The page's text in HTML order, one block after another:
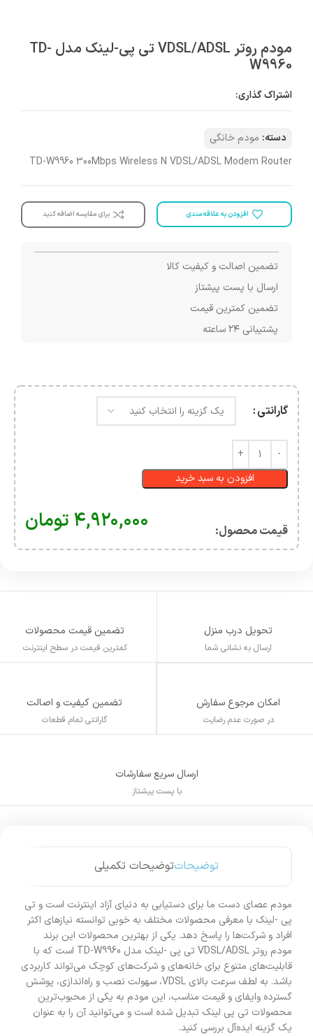
مودم روتر VDSL/ADSL تی پی-لینک مدل TD-
W9960
اشتراک گذاری:
دسته: مودم خانگی
TD-W9960 300Mbps Wireless N VDSL/ADSL Modem Router
افزودن به علاقه مندی برای مقایسه اضافه کنید
تضمین اصالت و کیفیت کالا
ارسال با پست پیشتاز
تضمین کمترین قیمت
پشتیبانی ۲۴ ساعته
گارانتی
افزودن به سبد خرید
قیمت محصول:​ ۴,۹۲۰,۰۰۰ تومان
تحویل درب منزل
ارسال به نشانی شما
تضمین قیمت محصولات
کمترین قیمت در سطح اینترنت
امکان مرجوع سفارش
در صورت عدم رضایت
تضمین کیفیت و اصالت
گارانتی تمام قطعات
ارسال سریع سفارشات
با پست پیشتاز
توضیحاتتوضیحات تکمیلی
مودم عصای دست ما برای دستیابی به دنیای آزاد اینترنت است و تی
پی -لینک با معرفی محصولات مختلف به خوبی توانسته نیازهای اکثر
افراد و شرکت‌ها را پاسخ دهد. یکی از بهترین محصولات این برند
مودم روتر VDSL/ADSL تی پی -لینک مدل TD-W9960 است که با
قابلیت‌های متنوع برای خانه‌های و شرکت‌های کوچک می‌تواند کاربردی
باشد. به لطف سرعت بالای VDSL، سهولت نصب و راه‌اندازی، پوشش
گسترده وایفای و قیمت مناسب، این مودم به یکی از محبوب‌ترین
محصولات تی پی لینک تبدیل شده است و می‌توانید آن را به عنوان
یک گزینه ایده‌آل بررسی کنید.